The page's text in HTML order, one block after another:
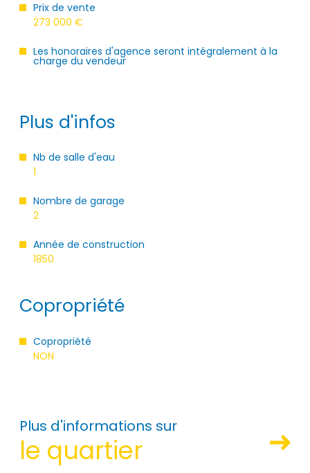
Prix de vente
273 000 €
Les honoraires d'agence seront intégralement à la
charge du vendeur
Plus d'infos
Nb de salle d'eau
1
Nombre de garage
2
Année de construction
1850
Copropriété
Copropriété
NON
Plus d'informations sur
le quartier